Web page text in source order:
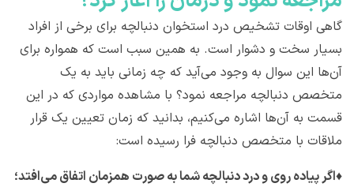
گاهی اوقات تشخیص درد استخوان دنبالچه برای برخی از افراد
بسیار سخت و دشوار است. به همین سبب است که همواره برای
آن‌ها این سوال به وجود می‌آید که چه زمانی باید به یک
متخصص دنبالچه مراجعه نمود؟ با مشاهده مواردی که در این
قسمت به آن‌ها اشاره می‌کنیم، بدانید که زمان تعیین یک قرار
ملاقات با متخصص دنبالچه فرا رسیده است:
♦